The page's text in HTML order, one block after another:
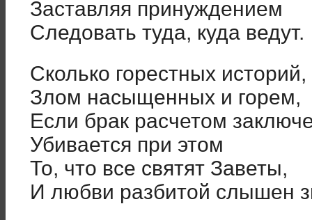
Заставляя принуждением
Следовать туда, куда ведут.
Сколько горестных историй,
Злом насыщенных и горем,
Если брак расчетом
Убивается при этом
То, что все святят Заветы,
И любви разбитой слышен